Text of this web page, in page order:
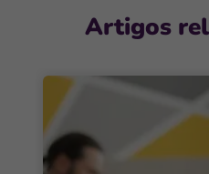
Artigos